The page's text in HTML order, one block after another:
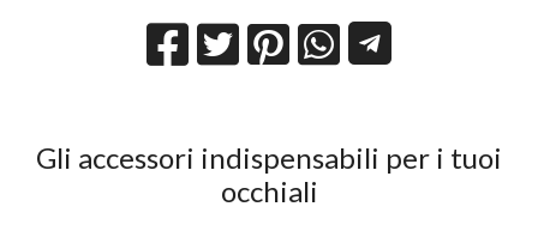
Gli accessori indispensabili per i tuoi
occhiali